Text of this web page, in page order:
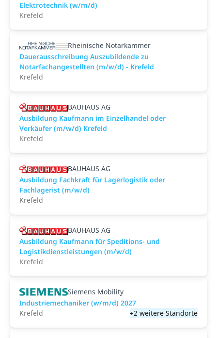
Elektrotechnik (w/m/d)
Krefeld
Rheinische Notarkammer
Dauerausschreibung Auszubildende zu
Notarfachangestellten (m/w/d) - Krefeld
Krefeld
BAUHAUS AG
Ausbildung Kaufmann im Einzelhandel oder
Verkäufer (m/w/d) Krefeld
Krefeld
BAUHAUS AG
Ausbildung Fachkraft für Lagerlogistik oder
Fachlagerist (m/w/d)
Krefeld
BAUHAUS AG
Ausbildung Kaufmann für Speditions- und
Logistikdienstleistungen (m/w/d)
Krefeld
Siemens Mobility
Industriemechaniker (w/m/d) 2027
Krefeld
+2 weitere Standorte